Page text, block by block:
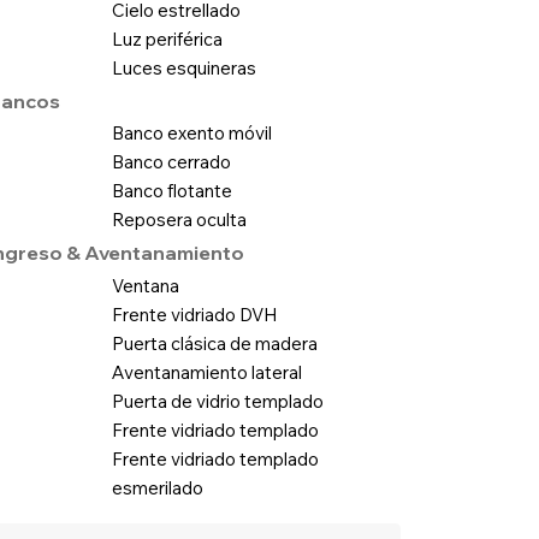
Cielo estrellado
Luz periférica
Luces esquineras
Banco exento móvil
Banco cerrado
Banco flotante
Reposera oculta
& Aventanamiento
Ventana
Frente vidriado DVH
Puerta clásica de madera
Aventanamiento lateral
Puerta de vidrio templado
Frente vidriado templado
Frente vidriado templado
esmerilado